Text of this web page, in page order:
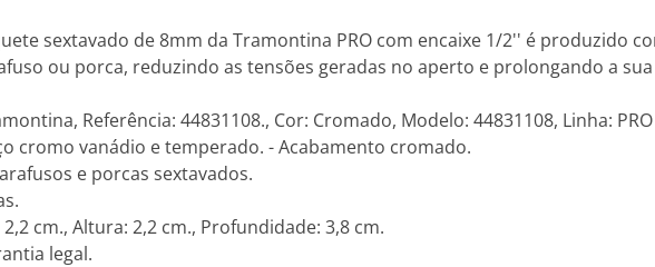
sextavado de 8mm da Tramontina PRO com encaixe 1/2'' é produzido
ou porca, reduzindo as tensões geradas no aperto e prolongando a
Referência: 44831108., Cor: Cromado, Modelo: 44831108, Linha: PRO
cromo vanádio e temperado. - Acabamento cromado.
e porcas sextavados.
cm., Altura: 2,2 cm., Profundidade: 3,8 cm.
legal.